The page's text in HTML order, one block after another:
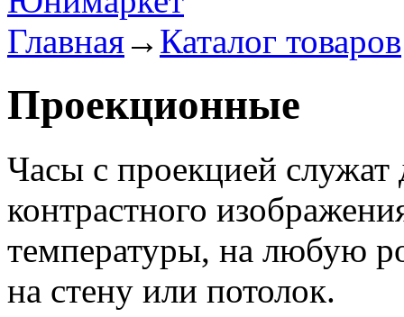
Главная→ Каталог товаров
Проекционные
Часы с проекцией служат
контрастного
температуры, на любую
на стену или потолок.